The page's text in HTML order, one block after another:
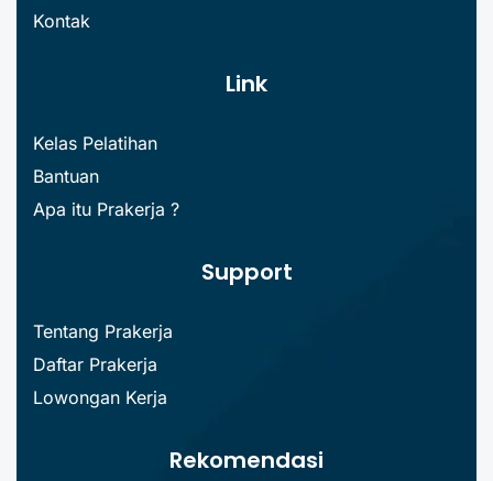
Kontak
Link
Kelas Pelatihan
Bantuan
Apa itu Prakerja ?
Support
Tentang Prakerja
Daftar Prakerja
Lowongan Kerja
Rekomendasi